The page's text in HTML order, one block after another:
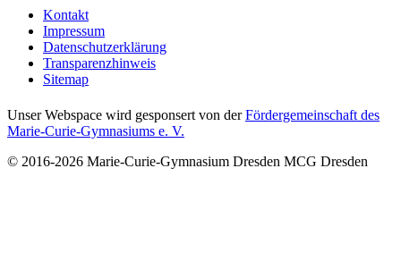
Kontakt
Impressum
Datenschutzerklärung
Transparenzhinweis
Sitemap
Unser Webspace wird gesponsert von derFördergemeinschaft des
Marie-Curie-Gymnasiums e. V.
© 2016-2026 Marie-Curie-Gymnasium Dresden MCG Dresden